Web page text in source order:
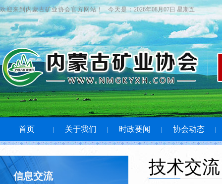
欢迎来到内蒙古矿业协会官方网站！ 今天是：2026年08月07日 星期五
首页 关于我们 时政要闻 协会动态
信息交流 技术交流